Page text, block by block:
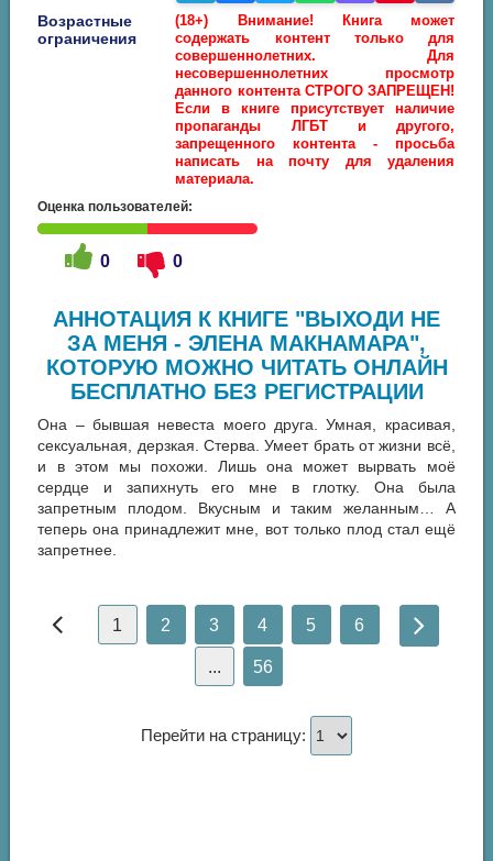
Возрастные
ограничения
(18+) Внимание! Книга может
содержать контент только для
совершеннолетних. Для
несовершеннолетних просмотр
данного контента СТРОГО ЗАПРЕЩЕН!
Если в книге присутствует наличие
пропаганды ЛГБТ и другого,
запрещенного контента - просьба
написать на почту для удаления
материала.
Оценка пользователей:
0 0
АННОТАЦИЯ К КНИГЕ "ВЫХОДИ НЕ
ЗА МЕНЯ - ЭЛЕНА МАКНАМАРА",
КОТОРУЮ МОЖНО ЧИТАТЬ ОНЛАЙН
БЕСПЛАТНО БЕЗ РЕГИСТРАЦИИ
Она – бывшая невеста моего друга. Умная, красивая,
сексуальная, дерзкая. Стерва. Умеет брать от жизни всё,
и в этом мы похожи. Лишь она может вырвать моё
сердце и запихнуть его мне в глотку. Она была
запретным плодом. Вкусным и таким желанным… А
теперь она принадлежит мне, вот только плод стал ещё
запретнее.
1 2 3 4 5 6
... 56
Перейти на страницу: